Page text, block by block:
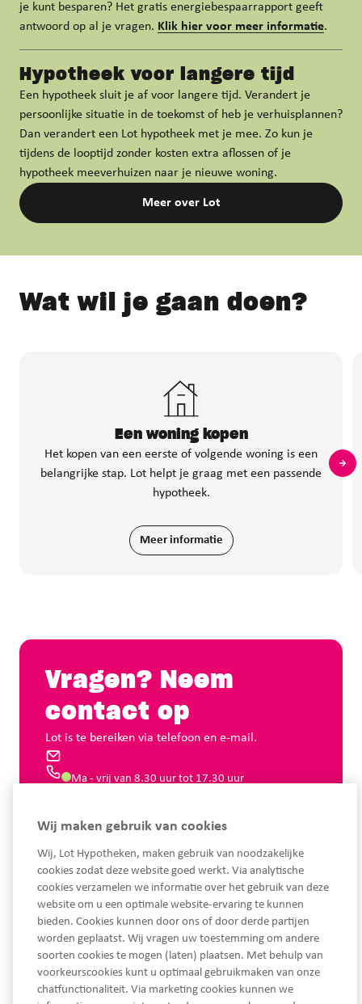
je kunt besparen? Het gratis energiebespaarrapport geeft
antwoord op al je vragen. Klik hier voor meer informatie.
Hypotheek voor langere tijd
Een hypotheek sluit je af voor langere tijd. Verandert je
persoonlijke situatie in de toekomst of heb je verhuisplannen?
Dan verandert een Lot hypotheek met je mee. Zo kun je
tijdens de looptijd zonder kosten extra aflossen of je
hypotheek meeverhuizen naar je nieuwe woning.
Meer over Lot
Wat wil je gaan doen?
Een woning kopen
Het kopen van een eerste of volgende woning is een
belangrijke stap. Lot helpt je graag met een passende
hypotheek.
Meer informatie
Vragen? Neem
contact op
Lot is te bereiken via telefoon en e-mail.
Ma - vrij van 8.30 uur tot 17.30 uur
Ma - Vrij van 08.30 tot 17.30 uur
Wij maken gebruik van cookies
Wij, Lot Hypotheken, maken gebruik van noodzakelijke
cookies zodat deze website goed werkt. Via analytische
cookies verzamelen we informatie over het gebruik van deze
website om u een optimale website-ervaring te kunnen
bieden. Cookies kunnen door ons of door derde partijen
worden geplaatst. Wij vragen uw toestemming om andere
soorten cookies te mogen (laten) plaatsen. Met behulp van
voorkeurscookies kunt u optimaal gebruikmaken van onze
chatfunctionaliteit. Via marketing cookies kunnen we